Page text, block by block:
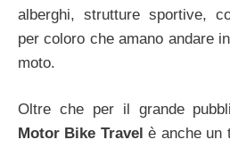
alberghi, strutture sportive,
per coloro che amano andare
moto.
Oltre che per il grande
Motor Bike Travel è anche un